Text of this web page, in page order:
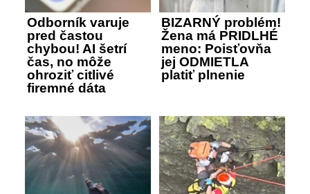
Odborník varuje
pred častou
chybou! AI šetrí
čas, no môže
ohroziť citlivé
firemné dáta
BIZARNÝ problém!
Žena má PRIDLHÉ
meno: Poisťovňa
jej ODMIETLA
platiť plnenie